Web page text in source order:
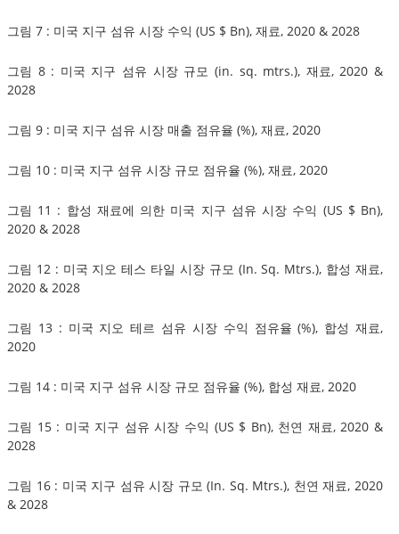
그림 7 : 미국 지구 섬유 시장 수익 (US $ Bn), 재료, 2020 & 2028
그림 8 : 미국 지구 섬유 시장 규모 (in. sq. mtrs.), 재료, 2020 &
2028
그림 9 : 미국 지구 섬유 시장 매출 점유율 (%), 재료, 2020
그림 10 : 미국 지구 섬유 시장 규모 점유율 (%), 재료, 2020
그림 11 : 합성 재료에 의한 미국 지구 섬유 시장 수익 (US $ Bn),
2020 & 2028
그림 12 : 미국 지오 테스 타일 시장 규모 (In. Sq. Mtrs.), 합성 재료,
2020 & 2028
그림 13 : 미국 지오 테르 섬유 시장 수익 점유율 (%), 합성 재료,
2020
그림 14 : 미국 지구 섬유 시장 규모 점유율 (%), 합성 재료, 2020
그림 15 : 미국 지구 섬유 시장 수익 (US $ Bn), 천연 재료, 2020 &
2028
그림 16 : 미국 지구 섬유 시장 규모 (In. Sq. Mtrs.), 천연 재료, 2020
& 2028